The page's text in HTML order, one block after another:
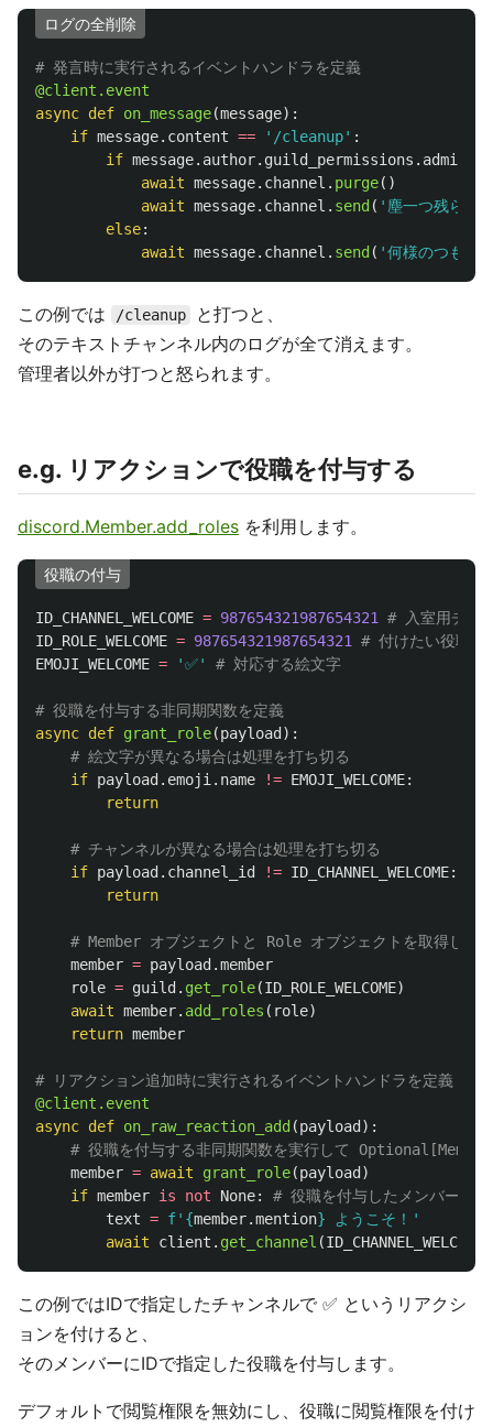
ログの全削除
@client.event
async def on_message(message):
if message. content == ' /cleanup' :
if message. author. guild_permissions .
await message. channel . purge()
await message. channel . send( ' 塵一つ残らな
else:
await message. channel . send( '何様のつもり
この例では /cleanup
と打つと、
そのテキストチャンネル内のログが全て消えます。
管理者以外が打つと怒られます。
e.g. リアクションで役職を付与する
discord.Member.add_roles を利用します。
役職の付与
ID_CHANNEL_WELCOME = 987654321987654321
ID_ROLE_WELCOME = 987654321987654321
EMOJI_WELCOME = '✅'
async def grant_role(payload):
if payload. emoji . name != EMOJI_WELCOME:
return
if payload. channel_id != ID_CHANNEL_WELCOME:
return
member = payload.member
role = guild. get_role(ID_ROLE_WELCOME)
await member. add_roles ( role)
return member
@client.event
async def on_raw_reaction_add(payload):
member = await grant_role(payload)
if member is not None:
text = f' {member.mention} ようこそ！ '
await
client . get_channel (ID_CHANNEL_WELCOME
この例ではIDで指定したチャンネルで ✅ というリアクシ
ョンを付けると、
そのメンバーにIDで指定した役職を付与します。
デフォルトで閲覧権限を無効にし、役職に閲覧権限を付け